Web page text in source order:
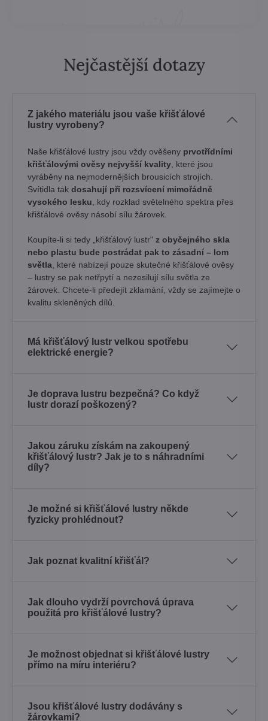
Nejčastější dotazy
Z jakého materiálu jsou vaše křišťálové
lustry vyrobeny?
Naše křišťálové lustry jsou vždy ověšeny prvotřídními
křišťálovými ověsy nejvyšší kvality , které jsou
vyráběny na nejmodernějších brousicích strojích.
Svítidla tak dosahují při rozsvícení mimořádně
vysokého lesku , kdy rozklad světelného spektra přes
křišťálové ověsy násobí sílu žárovek. ​
Koupíte-li si tedy „křišťálový lustr" z obyčejného skla
nebo plastu bude postrádat pak to zásadní – lom
světla , které nabízejí pouze skutečné křišťálové ověsy
– lustry se pak netřpytí a nezesilují sílu světla ze
žárovek. Chcete-li předejít zklamání, vždy se zajímejte o
kvalitu skleněných dílů.
Má křišťálový lustr velkou spotřebu
elektrické energie?
Je doprava lustru bezpečná? Co když
lustr dorazí poškozený?
Jakou záruku získám na zakoupený
křišťálový lustr? Jak je to s náhradními
díly?
Je možné si křišťálové lustry někde
fyzicky prohlédnout?
Jak poznat kvalitní křišťál?
Jak dlouho vydrží povrchová úprava
použitá pro křišťálové lustry?
Je možnost objednat si křišťálové lustry
přímo na míru interiéru?
Jsou křišťálové lustry dodávány s
žárovkami?